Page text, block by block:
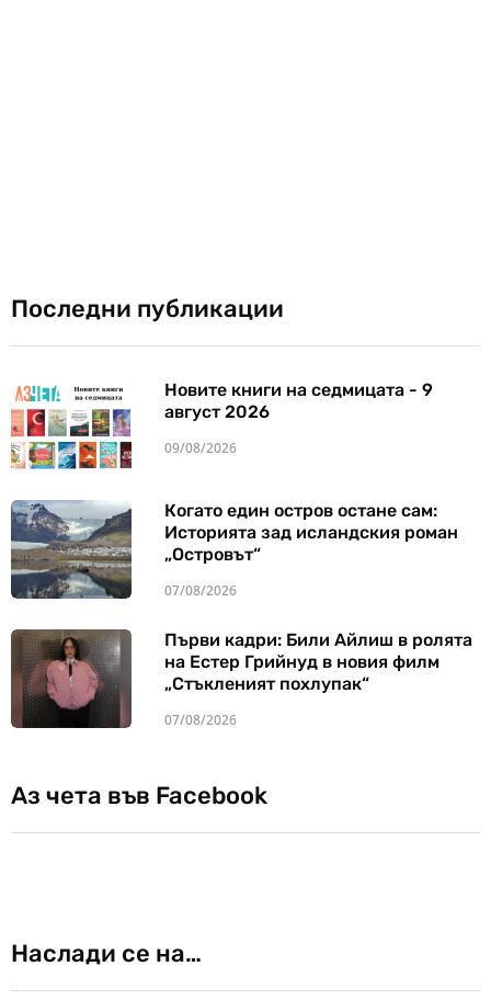
Последни публикации
Новите книги на седмицата - 9
август 2026
09/08/2026
Когато един остров остане сам:
Историята зад исландския роман
„Островът“
07/08/2026
Първи кадри: Били Айлиш в ролята
на Естер Грийнуд в новия филм
„Стъкленият похлупак“
07/08/2026
Аз чета във Facebook
Наслади се на…